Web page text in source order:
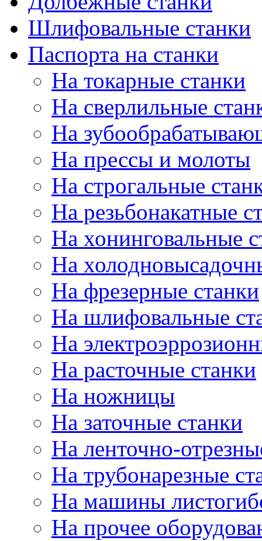
Шлифовальные станки
Паспорта на станки
На токарные станки
На сверлильные
На
На прессы и молоты
На строгальные
На резьбонакатные
На хонинговальные
На
На фрезерные станки
На шлифовальные
На
На расточные станки
На ножницы
На заточные станки
На ленточно-
На трубонарезные
На машины
На прочее